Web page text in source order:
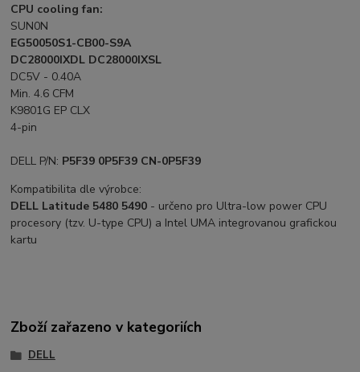
CPU cooling fan:
SUN0N
EG50050S1-CB00-S9A
DC28000IXDL DC28000IXSL
DC5V - 0.40A
Min. 4.6 CFM
K9801G EP CLX
4-pin
DELL P/N: P5F39 0P5F39 CN-0P5F39
Kompatibilita dle výrobce:
DELL Latitude 5480 5490 - určeno pro Ultra-low power CPU
procesory (tzv. U-type CPU) a Intel UMA integrovanou grafickou
kartu
Zboží zařazeno v kategoriích
DELL